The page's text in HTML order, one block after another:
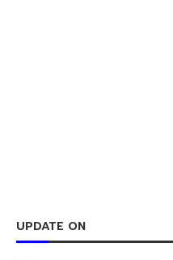
UPDATE ON